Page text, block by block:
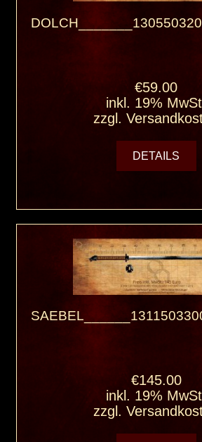
€59.00
inkl. 19%
zzgl.
DETAILS
€145.00
inkl. 19%
zzgl.